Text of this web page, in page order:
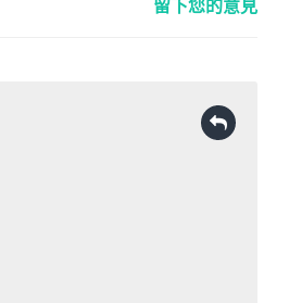
留下您的意見